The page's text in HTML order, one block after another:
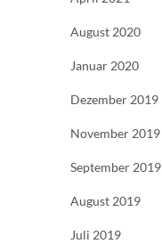
August 2020
Januar 2020
Dezember 2019
November 2019
September 2019
August 2019
Juli 2019